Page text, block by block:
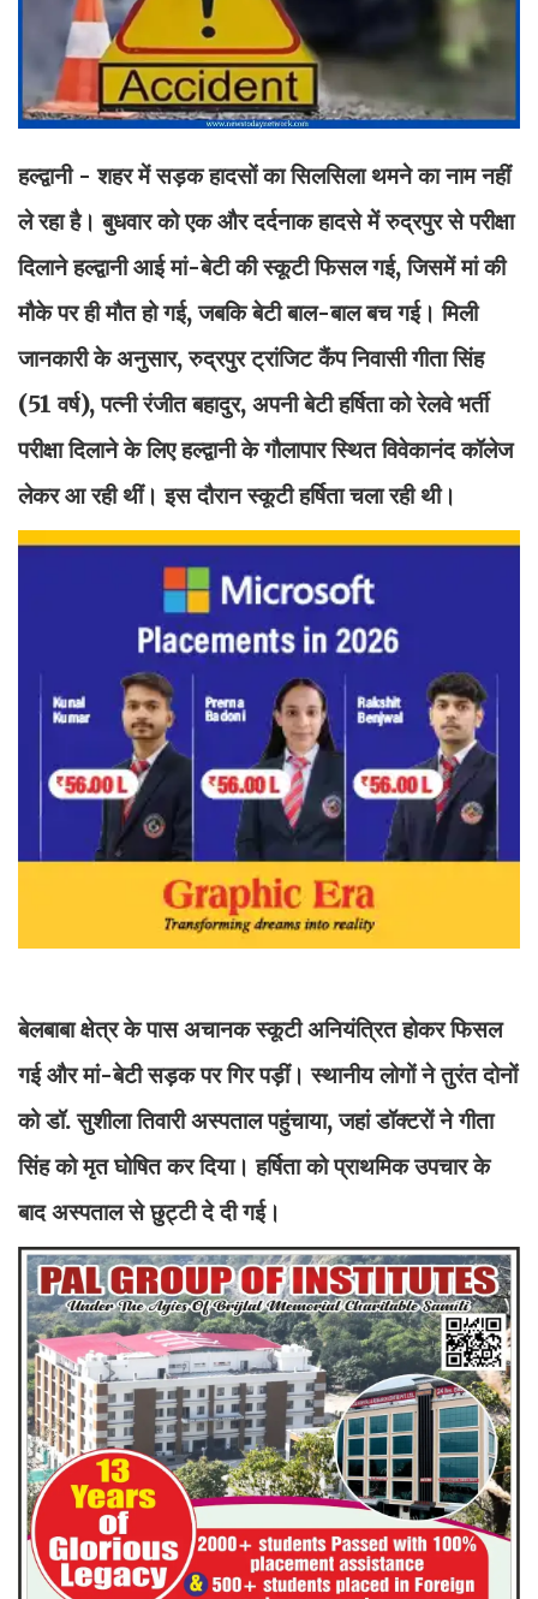
हल्द्वानी - शहर में सड़क हादसों का सिलसिला थमने का नाम नहीं
ले रहा है। बुधवार को एक और दर्दनाक हादसे में रुद्रपुर से परीक्षा
दिलाने हल्द्वानी आई मां-बेटी की स्कूटी फिसल गई, जिसमें मां की
मौके पर ही मौत हो गई, जबकि बेटी बाल-बाल बच गई। मिली
जानकारी के अनुसार, रुद्रपुर ट्रांजिट कैंप निवासी गीता सिंह
(51 वर्ष), पत्नी रंजीत बहादुर, अपनी बेटी हर्षिता को रेलवे भर्ती
परीक्षा दिलाने के लिए हल्द्वानी के गौलापार स्थित विवेकानंद कॉलेज
लेकर आ रही थीं। इस दौरान स्कूटी हर्षिता चला रही थी।
बेलबाबा क्षेत्र के पास अचानक स्कूटी अनियंत्रित होकर फिसल
गई और मां-बेटी सड़क पर गिर पड़ीं। स्थानीय लोगों ने तुरंत दोनों
को डॉ. सुशीला तिवारी अस्पताल पहुंचाया, जहां डॉक्टरों ने गीता
सिंह को मृत घोषित कर दिया। हर्षिता को प्राथमिक उपचार के
बाद अस्पताल से छुट्टी दे दी गई।